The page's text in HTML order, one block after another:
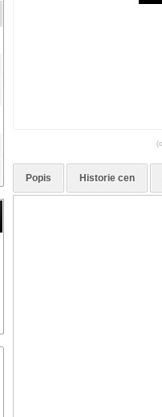
Popis Historie cen